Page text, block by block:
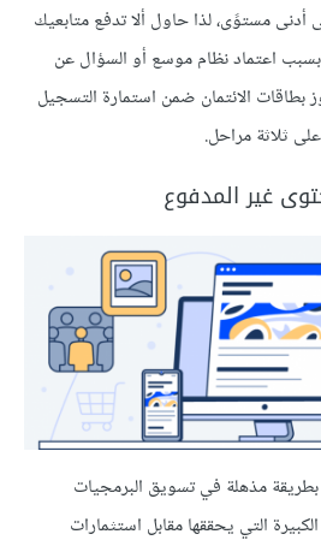
أدنى مستوًى، لذا حاول ألا تدفع متابعيك
بسبب اعتماد نظام موسع أو السؤال عن
الائتمان ضمن استمارة التسجيل
ثلاثة مراحل.
مذهلة في تسويق البرمجيات
التي يحققها مقابل استثمارات